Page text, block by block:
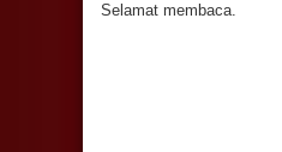
Selamat membaca.